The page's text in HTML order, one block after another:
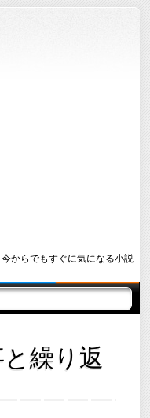
からでもすぐに気になる小説
繰り返